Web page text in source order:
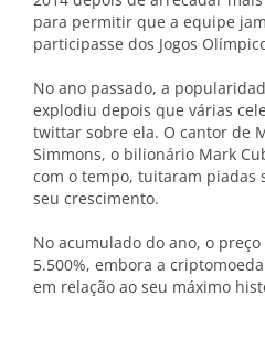
para permitir que a equipe
participasse dos Jogos
No ano passado, a
explodiu depois que várias
twittar sobre ela. O cantor de
Simmons, o bilionário Mark
com o tempo, tuitaram piadas
seu crescimento.
No acumulado do ano, o
5.500%, embora a
em relação ao seu máximo